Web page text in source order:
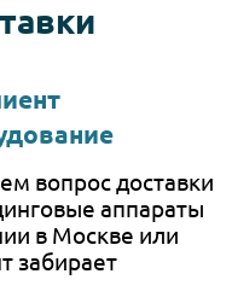
вопрос доставки
аппараты
в Москве или
забирает